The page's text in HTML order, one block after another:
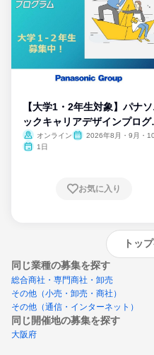
【大学1・2年生対象】パナ
ックキャリアデザインプログ
ム
オンライン
2026年8月・9月・
1日
お気に入り
トッ
同じ業種の募集を探す
総合商社・専門商社・卸売
その他（小売・卸売・商社）
その他（通信・インターネット）
同じ開催地の募集を探す
大阪府